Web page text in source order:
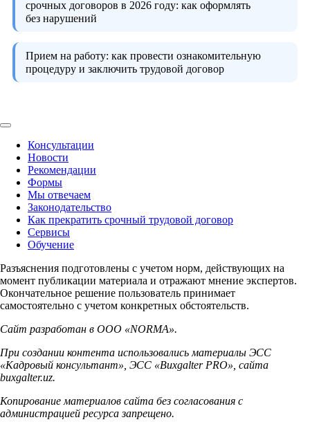
срочных договоров в 2026 году: как оформлять
без нарушений
Прием на работу: как провести ознакомительную
процедуру и заключить трудовой договор
Консультации
Новости
Рекомендации
Формы
Мы отвечаем
Законодательство
Как прекратить срочный трудовой договор
Сервисы
Обучение
Разъяснения подготовлены с учетом норм, действующих на
момент публикации материала и отражают мнение экспертов.
Окончательное решение пользователь принимает
самостоятельно с учетом конкретных обстоятельств.
Сайт разработан в ООО «NORMA».
При создании контента использовались материалы ЭСС
«Кадровый консультант», ЭСС «Buxgalter PRO», сайта
buxgalter.uz.
Копирование материалов сайта без согласования с
администрацией ресурса запрещено.